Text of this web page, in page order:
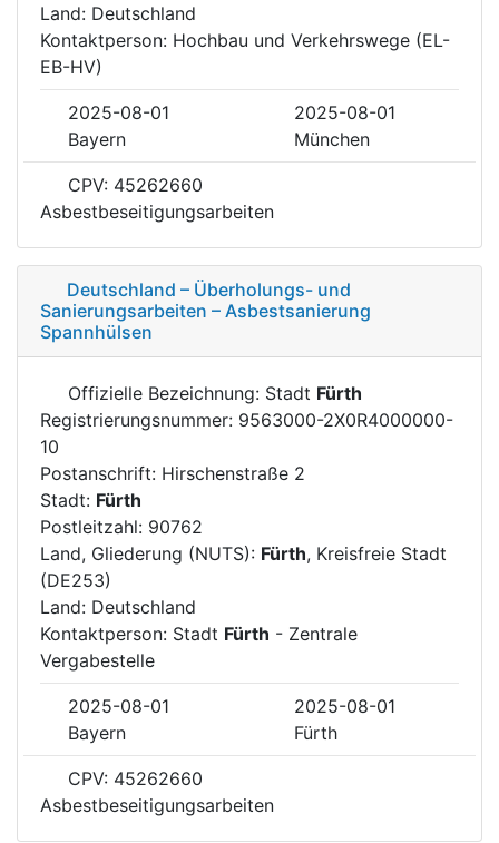
Land: Deutschland
Kontaktperson: Hochbau und Verkehrswege (EL-
EB-HV)
2025-08-01
2025-08-01
Bayern
München
CPV: 45262660
Asbestbeseitigungsarbeiten
Deutschland – Überholungs- und
Sanierungsarbeiten – Asbestsanierung
Spannhülsen
Offizielle Bezeichnung: Stadt Fürth
Registrierungsnummer: 9563000-2X0R4000000-
10
Postanschrift: Hirschenstraße 2
Stadt: Fürth
Postleitzahl: 90762
Land, Gliederung (NUTS): Fürth, Kreisfreie Stadt
(DE253)
Land: Deutschland
Kontaktperson: Stadt Fürth - Zentrale
Vergabestelle
2025-08-01
2025-08-01
Bayern
Fürth
CPV: 45262660
Asbestbeseitigungsarbeiten